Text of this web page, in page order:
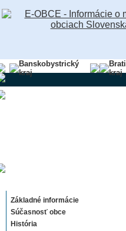
Banskobystrický
kraj
kraj
Základné informácie
Súčasnosť obce
História